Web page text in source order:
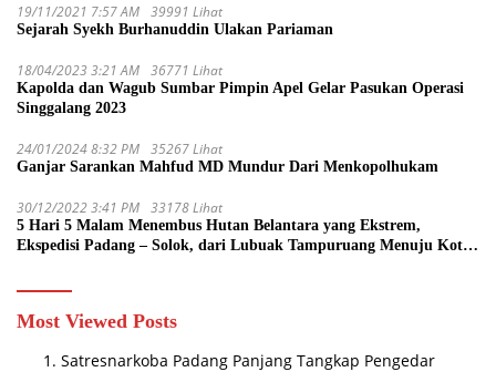
19/11/2021 7:57 AM 39991 Lihat
Sejarah Syekh Burhanuddin Ulakan Pariaman
18/04/2023 3:21 AM 36771 Lihat
Kapolda dan Wagub Sumbar Pimpin Apel Gelar Pasukan Operasi
Singgalang 2023
24/01/2024 8:32 PM 35267 Lihat
Ganjar Sarankan Mahfud MD Mundur Dari Menkopolhukam
30/12/2022 3:41 PM 33178 Lihat
5 Hari 5 Malam Menembus Hutan Belantara yang Ekstrem,
Ekspedisi Padang – Solok, dari Lubuak Tampuruang Menuju Koto
Most Viewed Posts
Satresnarkoba Padang Panjang Tangkap Pengedar